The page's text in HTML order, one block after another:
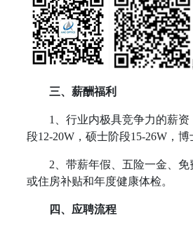
三、薪酬福利
1
、行业内极具竞争力的薪
段12-20W，硕士阶段15-26W，博
2 、带薪年假、五险一金、
或住房补贴和年度健康体检。
四、应聘流程